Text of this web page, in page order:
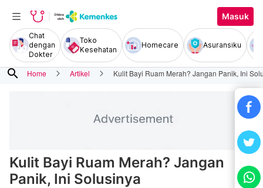
Masuk
Chat
dengan
Dokter
Toko
Kesehatan
Homecare Asuransiku
search Home Artikel Kulit Bayi Ruam Merah? Jangan Panik, Ini
Kulit Bayi Ruam Merah? Jangan
Panik, Ini Solusinya